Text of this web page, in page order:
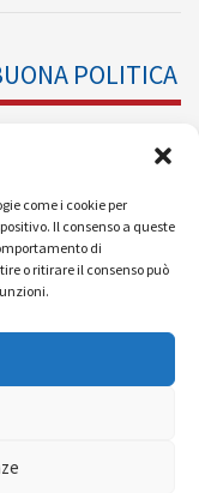
come i cookie per
Il consenso a queste
di
o ritirare il consenso può
POLITICA